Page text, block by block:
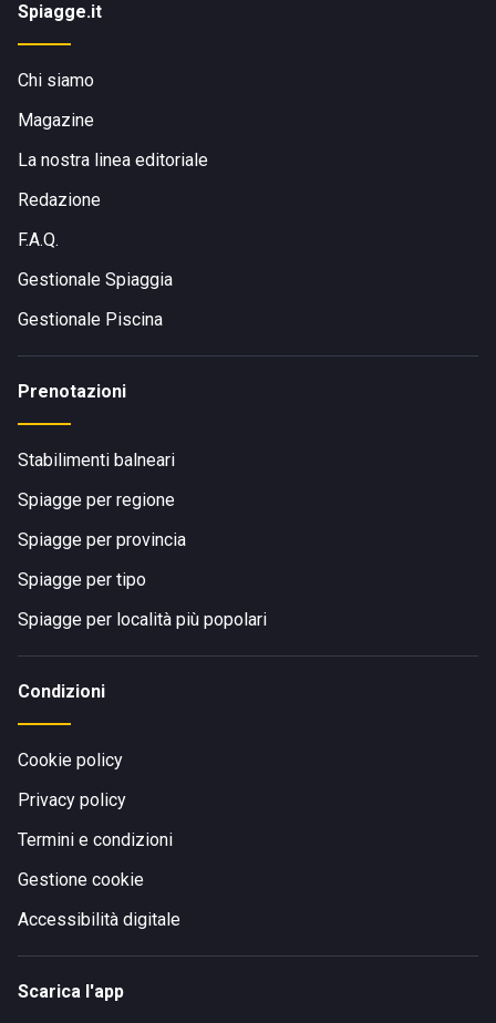
Spiagge.it
Chi siamo
Magazine
La nostra linea editoriale
Redazione
F.A.Q.
Gestionale Spiaggia
Gestionale Piscina
Prenotazioni
Stabilimenti balneari
Spiagge per regione
Spiagge per provincia
Spiagge per tipo
Spiagge per località più popolari
Condizioni
Cookie policy
Privacy policy
Termini e condizioni
Gestione cookie
Accessibilità digitale
Scarica l'app